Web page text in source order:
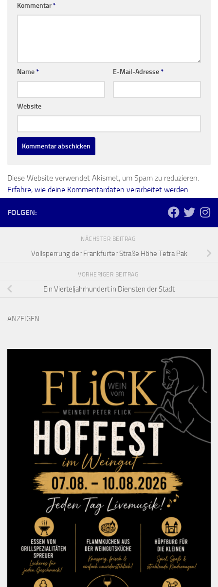
Kommentar*
Name* E-Mail-Adresse*
Website
Diese Website verwendet Akismet, um Spam zu reduzieren.
Erfahre, wie deine Kommentardaten verarbeitet werden.
FOLGEN:
NÄCHSTER BEITRAG
Vollsperrung der Frankfurter Straße Höhe Tetra Pak
VORHERIGER BEITRAG
Ein Vierteljahrhundert in Diensten der Stadt
ANZEIGEN